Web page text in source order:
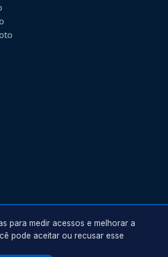
para medir acessos e melhorar a
pode aceitar ou recusar esse